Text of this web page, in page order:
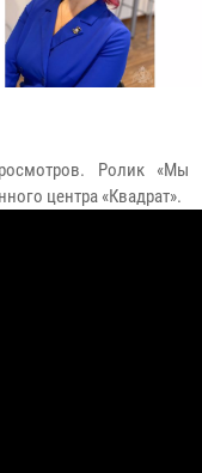
Ролик «Мы
центра «Квадрат».